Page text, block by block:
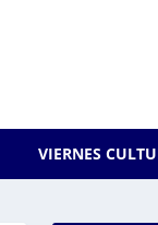
VIERNES